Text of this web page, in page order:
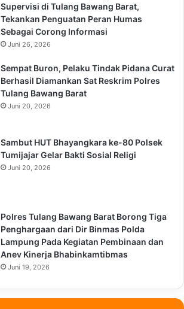
Supervisi di Tulang Bawang Barat,
Tekankan Penguatan Peran Humas
Sebagai Corong Informasi
Juni 26, 2026
Sempat Buron, Pelaku Tindak Pidana Curat
Berhasil Diamankan Sat Reskrim Polres
Tulang Bawang Barat
Juni 20, 2026
Sambut HUT Bhayangkara ke-80 Polsek
Tumijajar Gelar Bakti Sosial Religi
Juni 20, 2026
Polres Tulang Bawang Barat Borong Tiga
Penghargaan dari Dir Binmas Polda
Lampung Pada Kegiatan Pembinaan dan
Anev Kinerja Bhabinkamtibmas
Juni 19, 2026